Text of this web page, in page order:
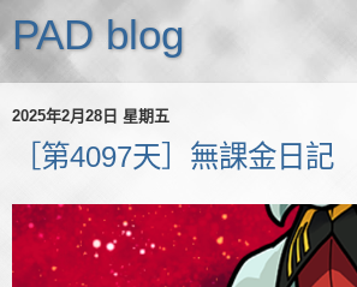
PAD blog
2025年2月28日 星期五
［第4097天］無課金日記